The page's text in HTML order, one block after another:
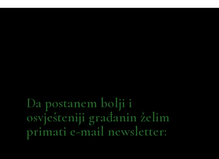
Da postanem bolji i
osvješteniji građanin želim
primati e-mail newsletter: